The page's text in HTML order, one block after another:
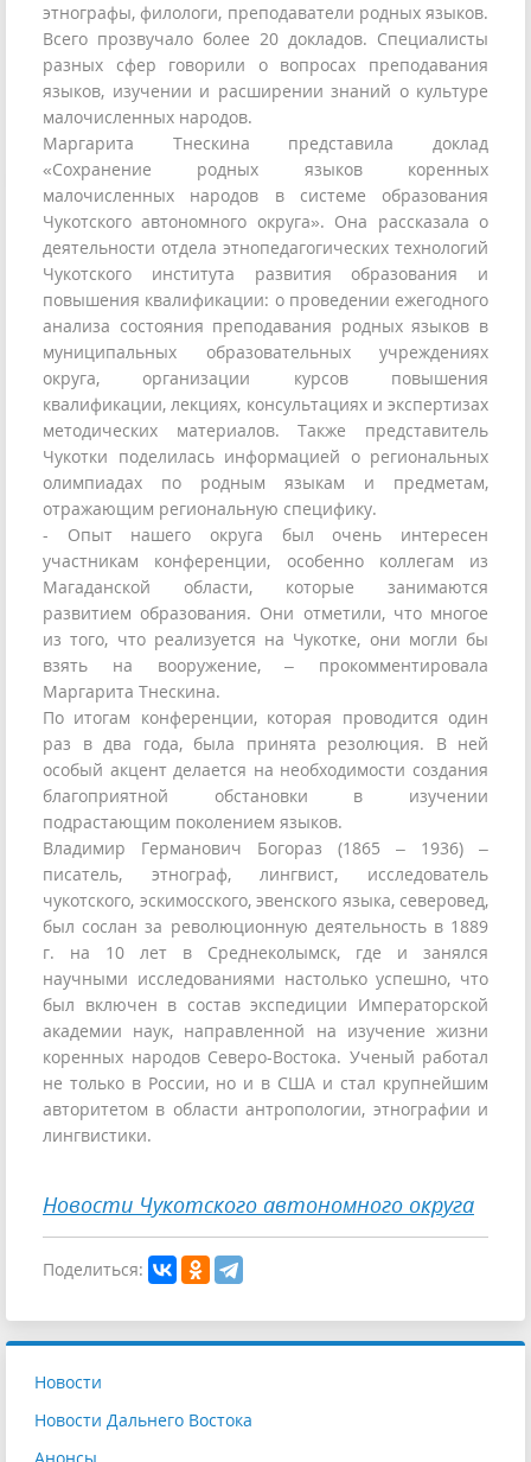
этнографы, филологи, преподаватели родных языков.
Всего прозвучало более 20 докладов. Специалисты
разных сфер говорили о вопросах преподавания
языков, изучении и расширении знаний о культуре
малочисленных народов.
Маргарита Тнескина представила доклад
«Сохранение родных языков коренных
малочисленных народов в системе образования
Чукотского автономного округа». Она рассказала о
деятельности отдела этнопедагогических технологий
Чукотского института развития образования и
повышения квалификации: о проведении ежегодного
анализа состояния преподавания родных языков в
муниципальных образовательных учреждениях
округа, организации курсов повышения
квалификации, лекциях, консультациях и экспертизах
методических материалов. Также представитель
Чукотки поделилась информацией о региональных
олимпиадах по родным языкам и предметам,
отражающим региональную специфику.
- Опыт нашего округа был очень интересен
участникам конференции, особенно коллегам из
Магаданской области, которые занимаются
развитием образования. Они отметили, что многое
из того, что реализуется на Чукотке, они могли бы
взять на вооружение, – прокомментировала
Маргарита Тнескина.
По итогам конференции, которая проводится один
раз в два года, была принята резолюция. В ней
особый акцент делается на необходимости создания
благоприятной обстановки в изучении
подрастающим поколением языков.
Владимир Германович Богораз (1865 – 1936) –
писатель, этнограф, лингвист, исследователь
чукотского, эскимосского, эвенского языка, северовед,
был сослан за революционную деятельность в 1889
г. на 10 лет в Среднеколымск, где и занялся
научными исследованиями настолько успешно, что
был включен в состав экспедиции Императорской
академии наук, направленной на изучение жизни
коренных народов Северо-Востока. Ученый работал
не только в России, но и в США и стал крупнейшим
авторитетом в области антропологии, этнографии и
лингвистики.
Новости Чукотского автономного округа
Поделиться:
Новости
Новости Дальнего Востока
Анонсы